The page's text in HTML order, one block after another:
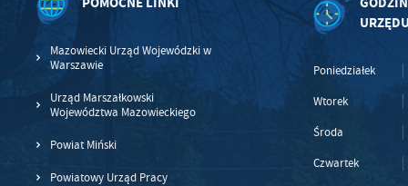
Mazowiecki Urząd Wojewódzki w
Warszawie
Urząd Marszałkowski
Województwa Mazowieckiego
Powiat Miński
Powiatowy Urząd Pracy
URZĘDU
Poniedziałek
Wtorek
Środa
Czwartek